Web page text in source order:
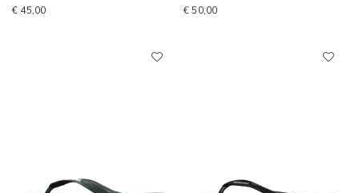
€ 45,00 € 50,00